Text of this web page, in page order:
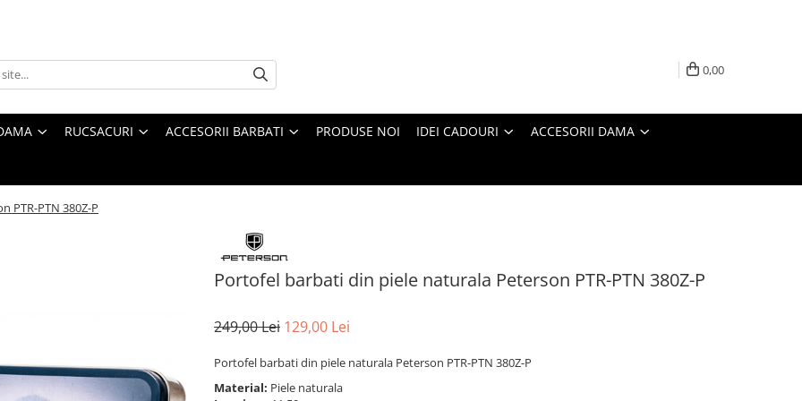
0,00
RUCSACURI ACCESORII BARBATI PRODUSE NOI IDEI CADOURI ACCESORII DAMA
PTR-PTN 380Z-P
Portofel barbati din piele naturala Peterson PTR-PTN 380Z-P
249,00 Lei 129,00 Lei
Portofel barbati din piele naturala Peterson PTR-PTN 380Z-P
Material: Piele naturala